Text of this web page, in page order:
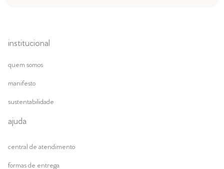
institucional
quem somos
manifesto
sustentabilidade
ajuda
central de atendimento
formas de entrega